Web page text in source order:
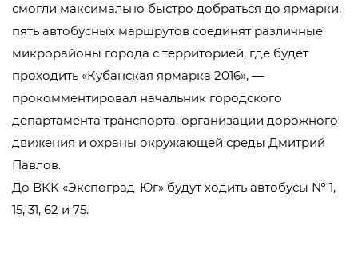
смогли максимально быстро добраться до ярмарки,
пять автобусных маршрутов соединят различные
микрорайоны города с территорией, где будет
проходить «Кубанская ярмарка 2016», —
прокомментировал начальник городского
департамента транспорта, организации дорожного
движения и охраны окружающей среды Дмитрий
Павлов.
До ВКК «Экспоград-Юг» будут ходить автобусы № 1,
15, 31, 62 и 75.